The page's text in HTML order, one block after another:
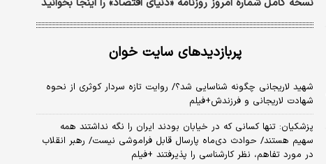
پربازدیدهای سایت خوان
شهید لاریجانی چگونه شناسایی شد؟/ روایت تازه سردار کوثری از نحوه
شهادت لاریجانی و فرزندش+فیلم
پزشکیان: تنها کسانی که در خیابان بودند ایران را نگه نداشتند همه
سهیم هستند/ حوادث دی‌ماه پارسال قابل فراموشی نیست/ رهبر انقلاب
در مورد تفاهم، نظر کارشناسی را پذیرفتند +فیلم